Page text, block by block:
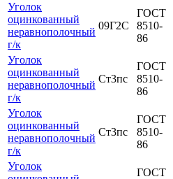
Уголок
оцинкованный
неравнополочный
г/к
09Г2С
ГОСТ
8510-
86
Уголок
оцинкованный
неравнополочный
г/к
Ст3пс
ГОСТ
8510-
86
Уголок
оцинкованный
неравнополочный
г/к
Ст3пс
ГОСТ
8510-
86
Уголок
ГОСТ